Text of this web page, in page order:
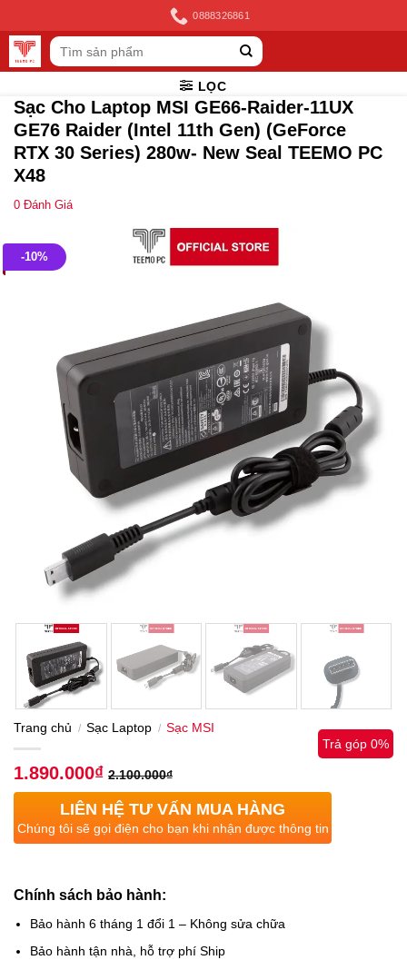
to
content
0888326861
Tìm
kiếm:
LỌC
Sạc Cho Laptop MSI GE66-Raider-11UX
GE76 Raider (Intel 11th Gen) (GeForce
RTX 30 Series) 280w- New Seal TEEMO PC
X48
0 Đánh Giá
-10%
Trang chủ / Sạc Laptop / Sạc MSI
1.890.000₫ 2.100.000₫
Trả góp 0%
LIÊN HỆ TƯ VẤN MUA HÀNG
Chúng tôi sẽ gọi điện cho bạn khi nhận được thông tin
Chính sách bảo hành:
Bảo hành 6 tháng 1 đổi 1 – Không sửa chữa
Bảo hành tận nhà, hỗ trợ phí Ship